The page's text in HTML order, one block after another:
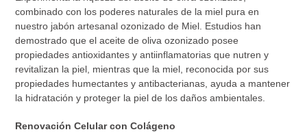
compra
combinado con los poderes naturales de la miel pura en
nuestro jabón artesanal ozonizado de Miel. Estudios han
demostrado que el aceite de oliva ozonizado posee
propiedades antioxidantes y antiinflamatorias que nutren y
revitalizan la piel, mientras que la miel, reconocida por sus
propiedades humectantes y antibacterianas, ayuda a mantener
la hidratación y proteger la piel de los daños ambientales.
Renovación Celular con Colágeno